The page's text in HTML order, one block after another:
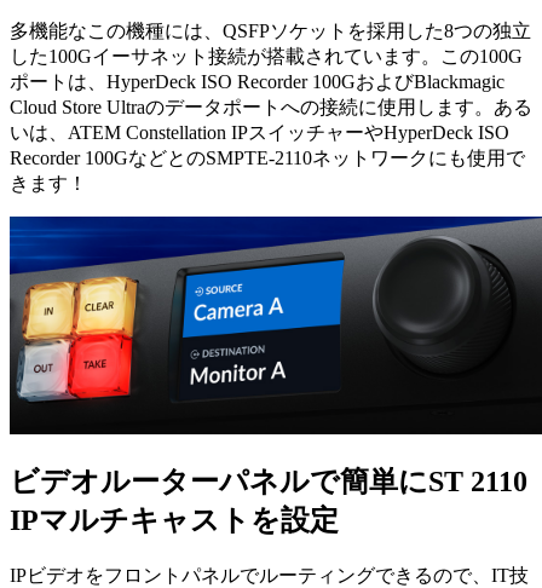
多機能なこの機種には、QSFPソケットを採用した8つの独立
した100Gイーサネット接続が搭載されています。この100G
ポートは、HyperDeck ISO Recorder 100GおよびBlackmagic
Cloud Store Ultraのデータポートへの接続に使用します。ある
いは、ATEM Constellation IPスイッチャーやHyperDeck ISO
Recorder 100GなどとのSMPTE-2110ネットワークにも使用で
きます！
ビデオルーターパネルで簡単にST 2110
IPマルチキャストを設定
IPビデオをフロントパネルでルーティングできるので、IT技